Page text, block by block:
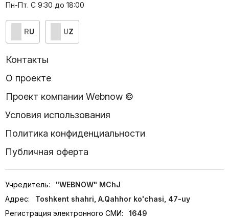
Пн-Пт. С 9:30 до 18:00
RU UZ
Контакты
О проекте
Проект компании Webnow ©
Условия использования
Политика конфиденциальности
Публичная оферта
Учредитель:
"WEBNOW" MChJ
Адрес:
Toshkent shahri, A.Qahhor ko'chasi, 47-uy
Регистрация электронного СМИ:
1649